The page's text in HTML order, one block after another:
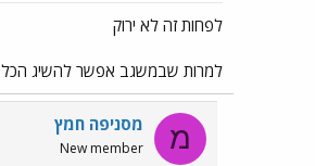
לפחות זה לא ירוק
למרות שבמשגב אפשר להשיג הכל
מ מסניפה חמץ
New member